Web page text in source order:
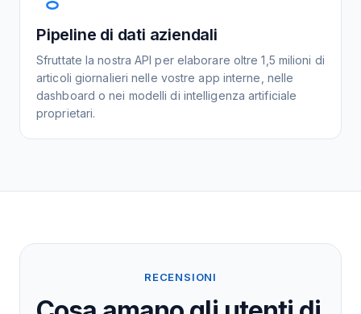
Pipeline di dati aziendali
Sfruttate la nostra API per elaborare oltre 1,5 milioni di
articoli giornalieri nelle vostre app interne, nelle
dashboard o nei modelli di intelligenza artificiale
proprietari.
RECENSIONI